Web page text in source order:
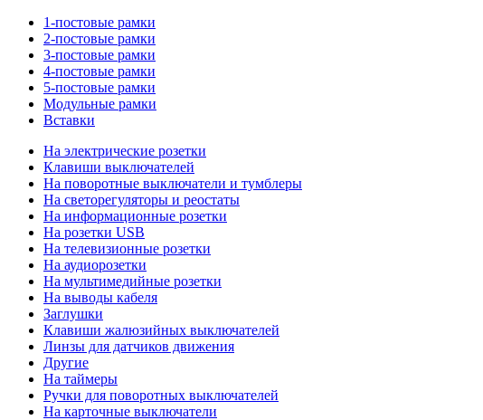
1-постовые рамки
2-постовые рамки
3-постовые рамки
4-постовые рамки
5-постовые рамки
Модульные рамки
Вставки
На электрические розетки
Клавиши выключателей
На поворотные выключатели и тумблеры
На светорегуляторы и реостаты
На информационные розетки
На розетки USB
На телевизионные розетки
На аудиорозетки
На мультимедийные розетки
На выводы кабеля
Заглушки
Клавиши жалюзийных выключателей
Линзы для датчиков движения
Другие
На таймеры
Ручки для поворотных выключателей
На карточные выключатели